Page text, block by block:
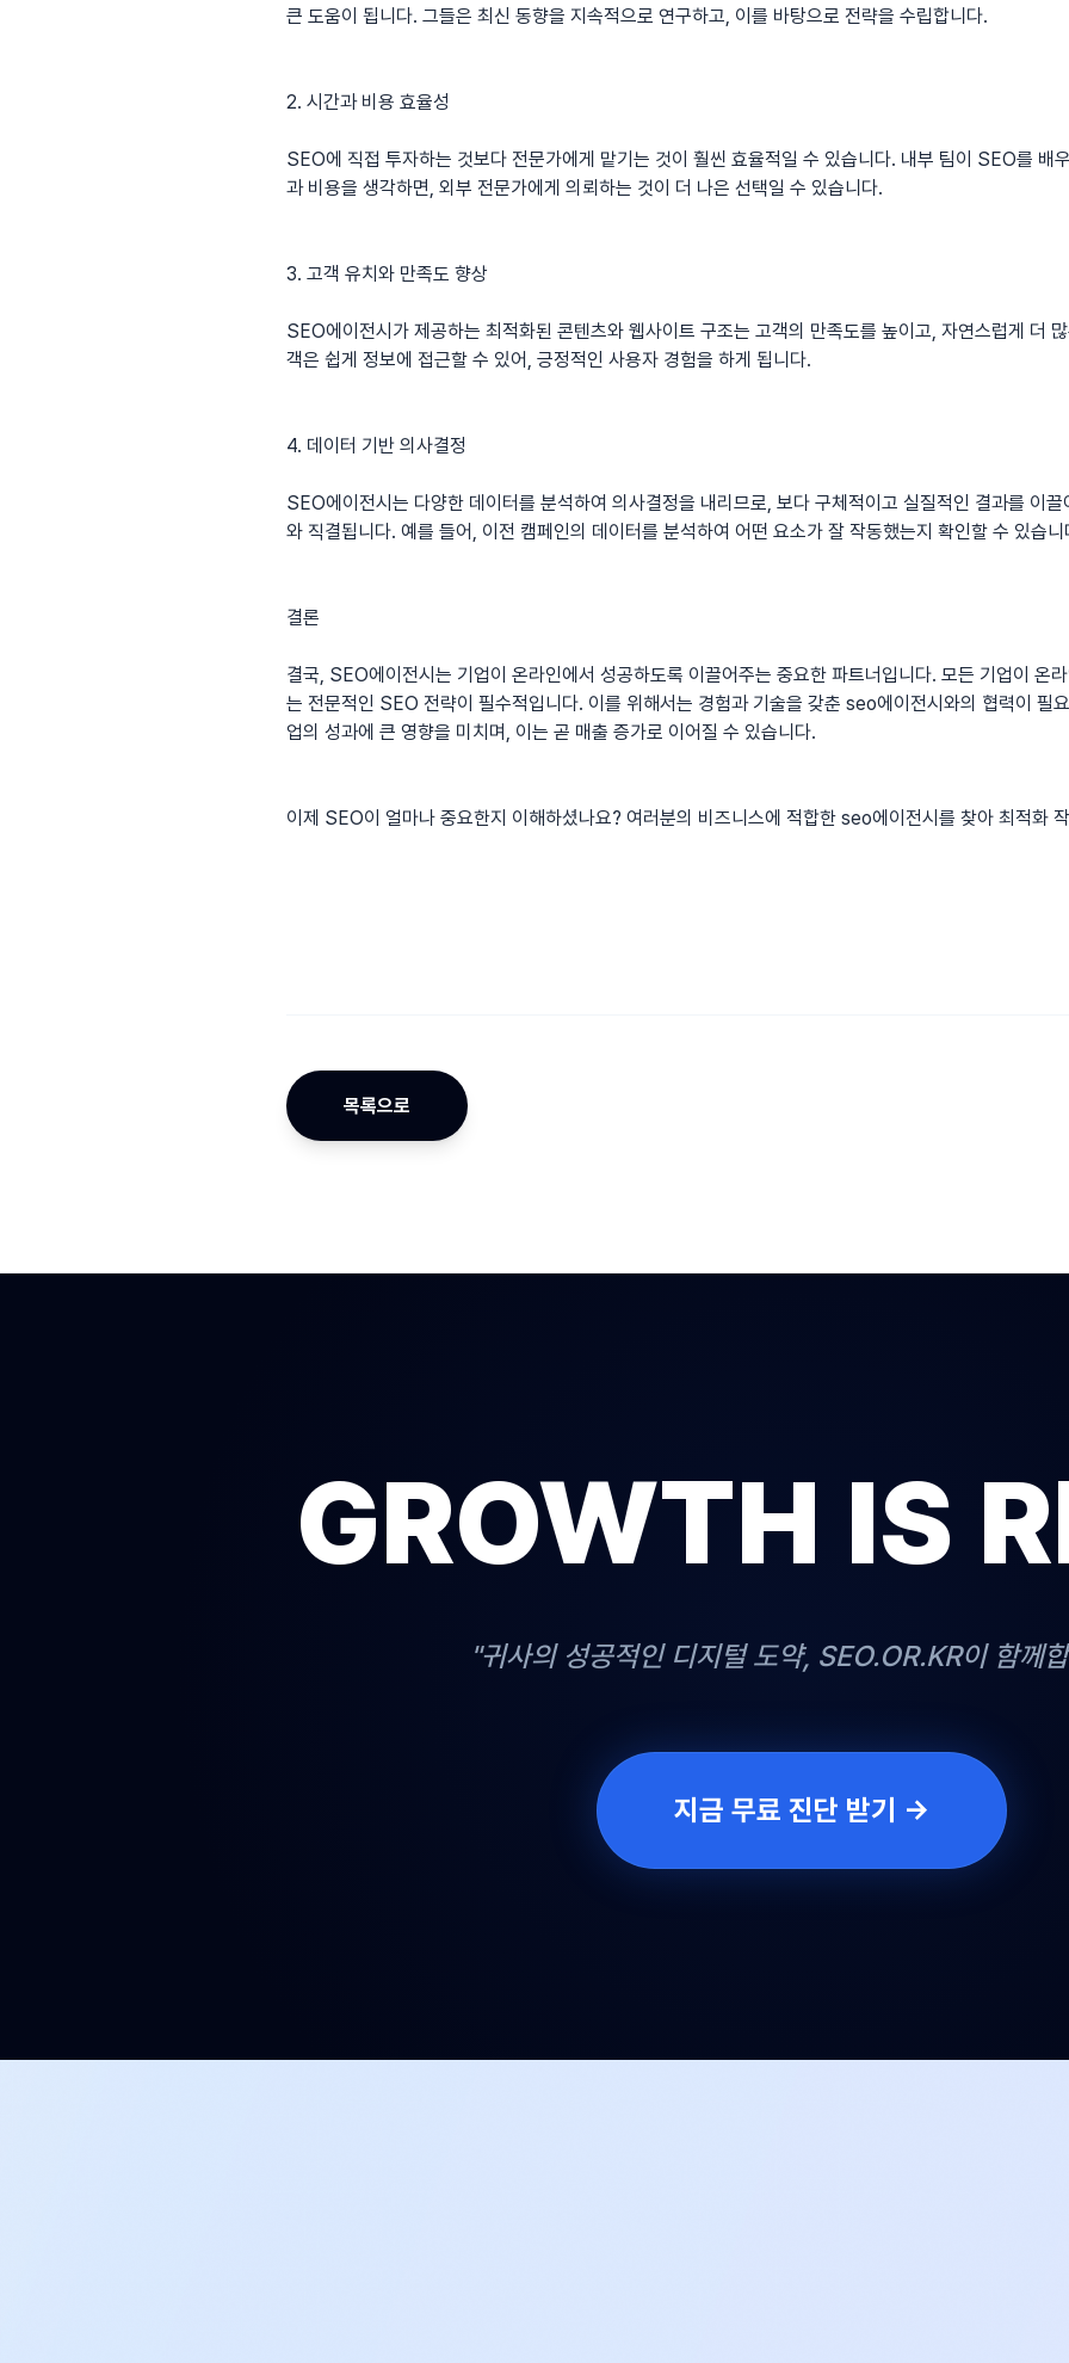
큰 도움이 됩니다. 그들은 최신 동향을 지속적으로 연구하고, 이를 바탕으로 전략을 수립합니다.
2. 시간과 비용 효율성
SEO에 직접 투자하는 것보다 전문가에게 맡기는 것이 훨씬 효율적일 수 있습니다. 내부 팀이 SEO를 배
과 비용을 생각하면, 외부 전문가에게 의뢰하는 것이 더 나은 선택일 수 있습니다.
3. 고객 유치와 만족도 향상
SEO에이전시가 제공하는 최적화된 콘텐츠와 웹사이트 구조는 고객의 만족도를 높이고, 자연스럽게 더
객은 쉽게 정보에 접근할 수 있어, 긍정적인 사용자 경험을 하게 됩니다.
4. 데이터 기반 의사결정
SEO에이전시는 다양한 데이터를 분석하여 의사결정을 내리므로, 보다 구체적이고 실질적인 결과를 이
와 직결됩니다. 예를 들어, 이전 캠페인의 데이터를 분석하여 어떤 요소가 잘 작동했는지 확인할 수 있습니
결론
결국, SEO에이전시는 기업이 온라인에서 성공하도록 이끌어주는 중요한 파트너입니다. 모든 기업이 온
는 전문적인 SEO 전략이 필수적입니다. 이를 위해서는 경험과 기술을 갖춘 seo에이전시 와의 협력이 필
업의 성과에 큰 영향을 미치며, 이는 곧 매출 증가로 이어질 수 있습니다.
이제 SEO이 얼마나 중요한지 이해하셨나요? 여러분의 비즈니스에 적합한 seo에이전시를 찾아 최적화
목록으로
GROWTH IS
"귀사의 성공적인 디지털 도약, SEO.OR.KR이 함께
지금 무료 진단 받기 →